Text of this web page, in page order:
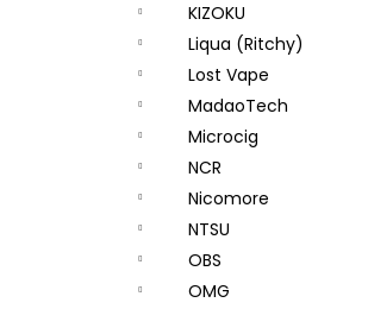
KIZOKU
Liqua (Ritchy)
Lost Vape
MadaoTech
Microcig
NCR
Nicomore
NTSU
OBS
OMG